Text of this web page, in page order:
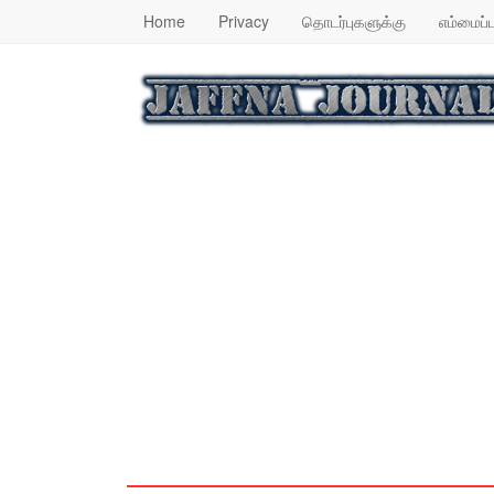
Home Privacy தொடர்புகளுக்கு